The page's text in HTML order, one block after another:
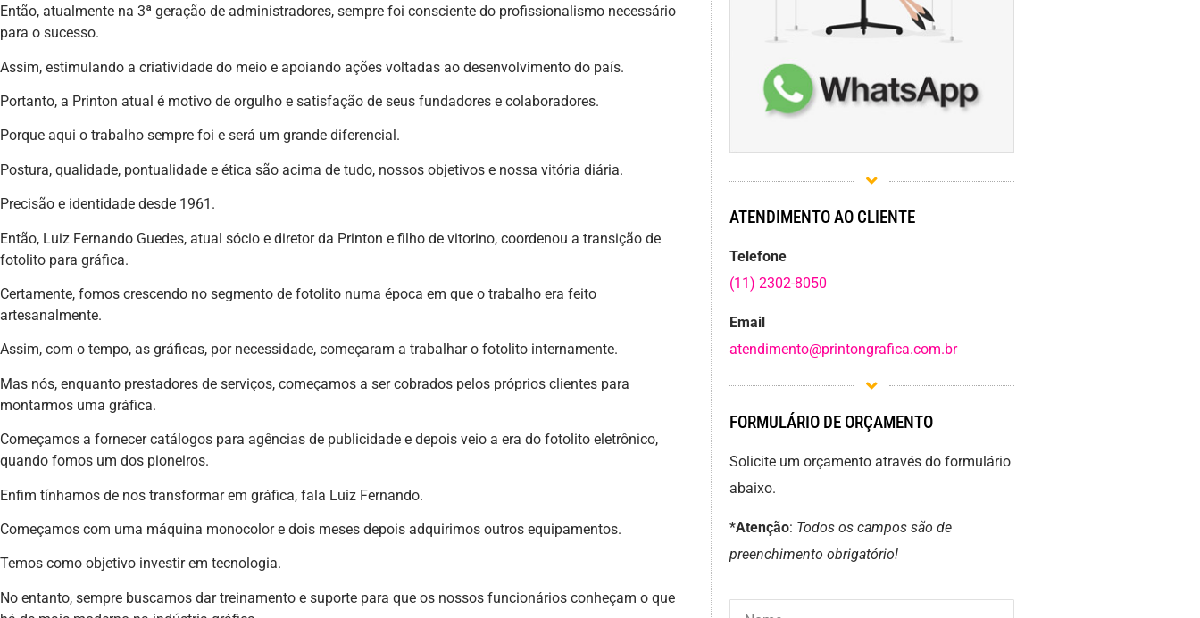
Então, atualmente na 3ª geração de administradores, sempre foi consciente do profissionalismo necessário
para o sucesso.
Assim, estimulando a criatividade do meio e apoiando ações voltadas ao desenvolvimento do país.
Portanto, a Printon atual é motivo de orgulho e satisfação de seus fundadores e colaboradores.
Porque aqui o trabalho sempre foi e será um grande diferencial.
Postura, qualidade, pontualidade e ética são acima de tudo, nossos objetivos e nossa vitória diária.
Precisão e identidade desde 1961.
Então, Luiz Fernando Guedes, atual sócio e diretor da Printon e filho de vitorino, coordenou a transição de
fotolito para gráfica.
Certamente, fomos crescendo no segmento de fotolito numa época em que o trabalho era feito
artesanalmente.
Assim, com o tempo, as gráficas, por necessidade, começaram a trabalhar o fotolito internamente.
Mas nós, enquanto prestadores de serviços, começamos a ser cobrados pelos próprios clientes para
montarmos uma gráfica.
Começamos a fornecer catálogos para agências de publicidade e depois veio a era do fotolito eletrônico,
quando fomos um dos pioneiros.
Enfim tínhamos de nos transformar em gráfica, fala Luiz Fernando.
Começamos com uma máquina monocolor e dois meses depois adquirimos outros equipamentos.
Temos como objetivo investir em tecnologia.
No entanto, sempre buscamos dar treinamento e suporte para que os nossos funcionários conheçam o que
ATENDIMENTO AO CLIENTE
Telefone
(11) 2302-8050
Email
atendimento@printongrafica.com.br
FORMULÁRIO DE ORÇAMENTO
Solicite um orçamento através do formulário
abaixo.
*Atenção: Todos os campos são de
preenchimento obrigatório!